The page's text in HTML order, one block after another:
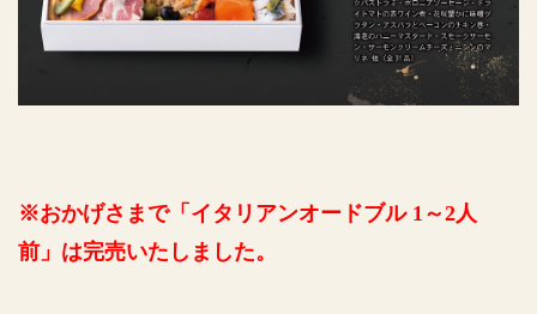
※おかげさまで「イタリアンオードブル 1～2人
前」は完売いたしました。